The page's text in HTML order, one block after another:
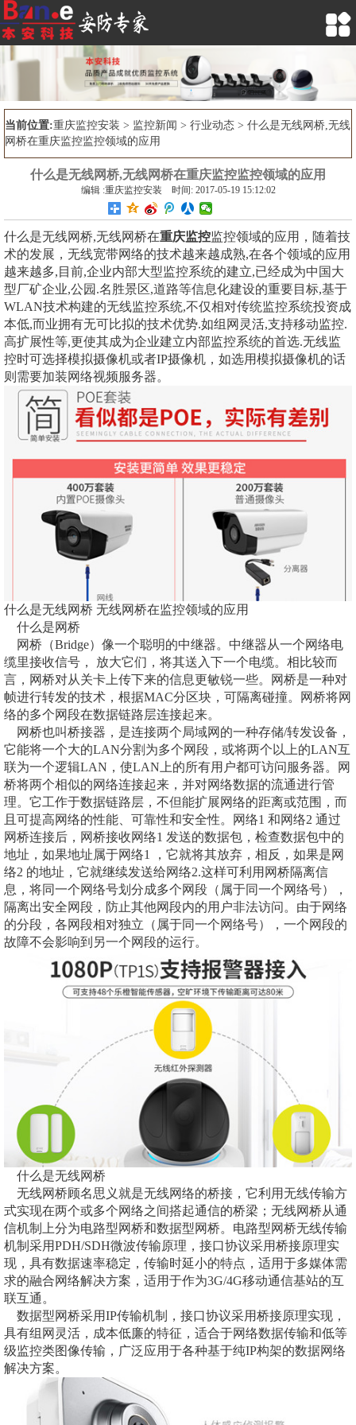

当前位置:重庆监控安装 > 监控新闻 > 行业动态 > 什么是无线网桥,无线
网桥在重庆监控监控领域的应用
什么是无线网桥,无线网桥在重庆监控监控领域的应用
编辑 :重庆监控安装 时间: 2017-05-19 15:12:02
什么是无线网桥,无线网桥在重庆监控监控领域的应用，随着技
术的发展，无线宽带网络的技术越来越成熟,在各个领域的应用
越来越多,目前,企业内部大型监控系统的建立,已经成为中国大
型厂矿企业,公园.名胜景区,道路等信息化建设的重要目标,基于
WLAN技术构建的无线监控系统,不仅相对传统监控系统投资成
本低,而业拥有无可比拟的技术优势.如组网灵活,支持移动监控.
高扩展性等,更使其成为企业建立内部监控系统的首选.无线监
控时可选择模拟摄像机或者IP摄像机，如选用模拟摄像机的话
则需要加装网络视频服务器。
什么是无线网桥 无线网桥在监控领域的应用
什么是网桥
网桥（Bridge）像一个聪明的中继器。中继器从一个网络电
缆里接收信号， 放大它们，将其送入下一个电缆。相比较而
言，网桥对从关卡上传下来的信息更敏锐一些。网桥是一种对
帧进行转发的技术，根据MAC分区块，可隔离碰撞。网桥将网
络的多个网段在数据链路层连接起来。
网桥也叫桥接器，是连接两个局域网的一种存储/转发设备，
它能将一个大的LAN分割为多个网段，或将两个以上的LAN互
联为一个逻辑LAN，使LAN上的所有用户都可访问服务器。网
桥将两个相似的网络连接起来，并对网络数据的流通进行管
理。它工作于数据链路层，不但能扩展网络的距离或范围，而
且可提高网络的性能、可靠性和安全性。网络1 和网络2 通过
网桥连接后，网桥接收网络1 发送的数据包，检查数据包中的
地址，如果地址属于网络1 ，它就将其放弃，相反，如果是网
络2 的地址，它就继续发送给网络2.这样可利用网桥隔离信
息，将同一个网络号划分成多个网段（属于同一个网络号），
隔离出安全网段，防止其他网段内的用户非法访问。由于网络
的分段，各网段相对独立（属于同一个网络号），一个网段的
故障不会影响到另一个网段的运行。
什么是无线网桥
无线网桥顾名思义就是无线网络的桥接，它利用无线传输方
式实现在两个或多个网络之间搭起通信的桥梁；无线网桥从通
信机制上分为电路型网桥和数据型网桥。电路型网桥无线传输
机制采用PDH/SDH微波传输原理，接口协议采用桥接原理实
现，具有数据速率稳定，传输时延小的特点，适用于多媒体需
求的融合网络解决方案，适用于作为3G/4G移动通信基站的互
联互通。
数据型网桥采用IP传输机制，接口协议采用桥接原理实现，
具有组网灵活，成本低廉的特征，适合于网络数据传输和低等
级监控类图像传输，广泛应用于各种基于纯IP构架的数据网络
解决方案。